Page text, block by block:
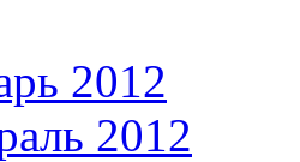
2012
2012